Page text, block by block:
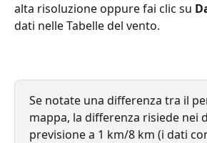
alta risoluzione oppure fai clic su
dati nelle Tabelle del vento.
Se notate una differenza tra il
mappa, la differenza risiede nei
previsione a 1 km/8 km (i dati